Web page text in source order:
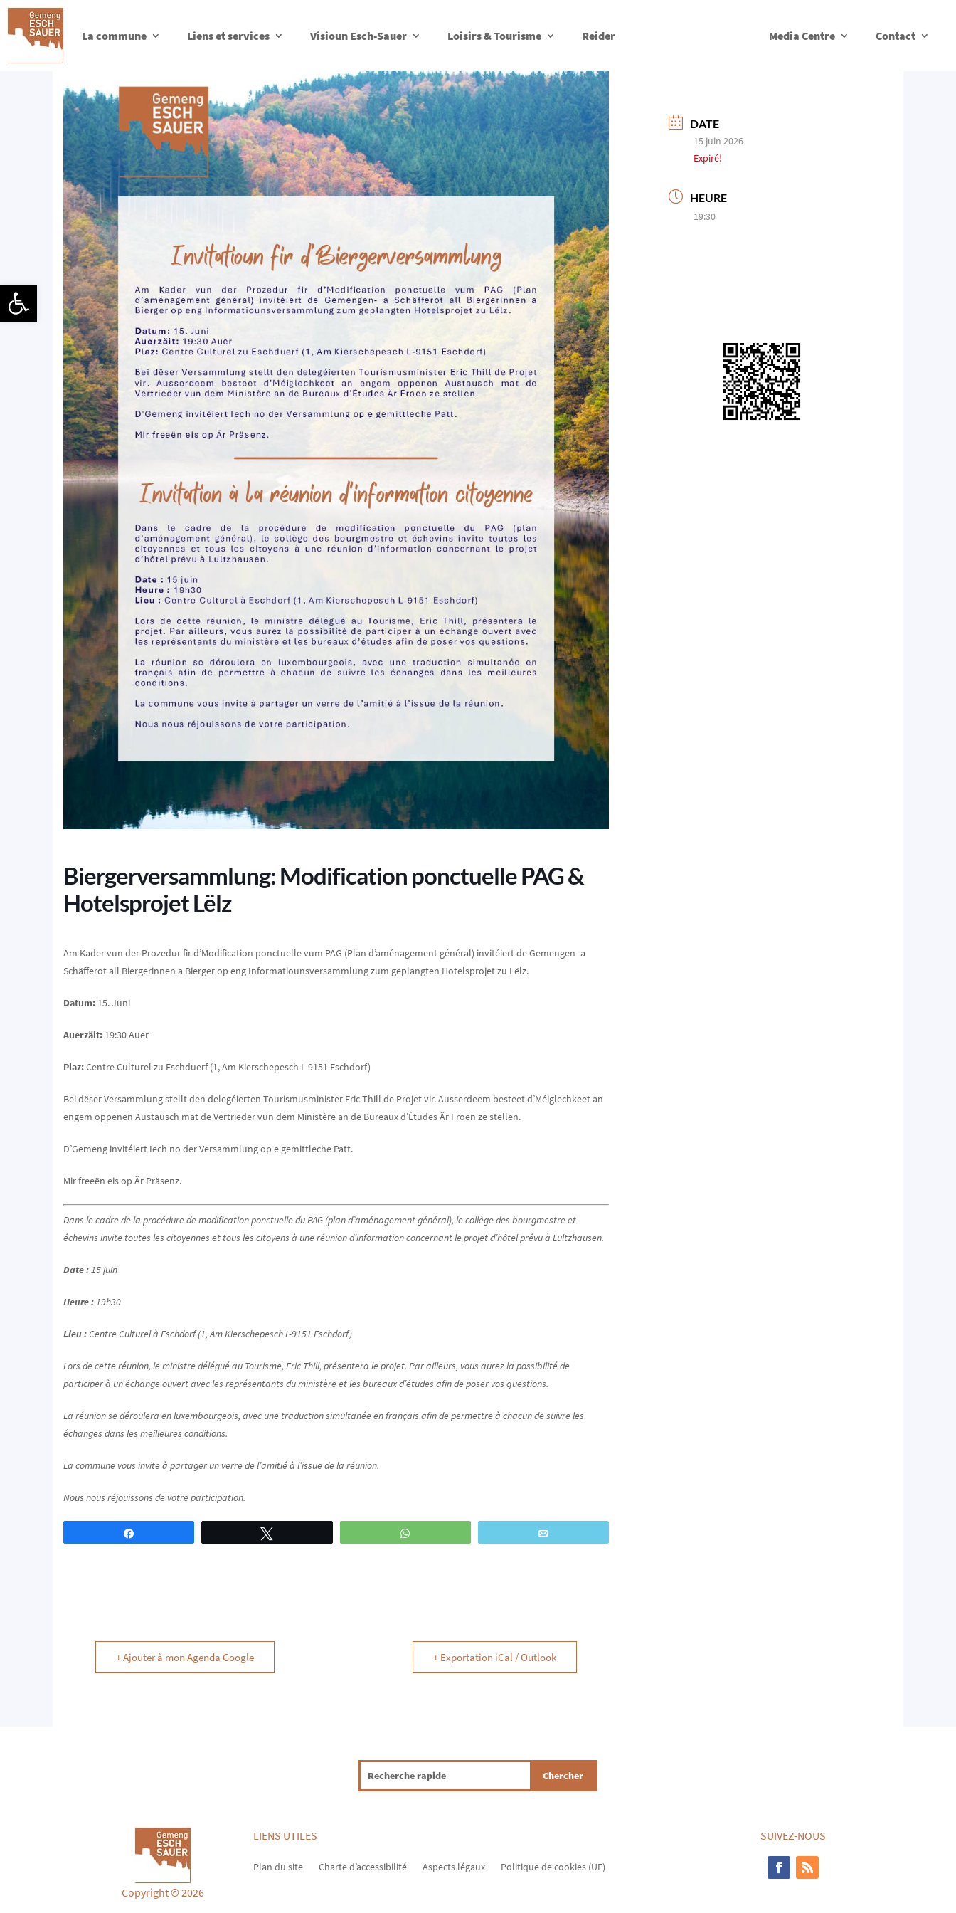
La commune Liens et services Visioun Esch-Sauer Loisirs & Tourisme Reider Media Centre Contact
Biergerversammlung: Modification ponctuelle PAG &
Hotelsprojet Lëlz
Am Kader vun der Prozedur fir d’Modification ponctuelle vum PAG (Plan d’aménagement général) invitéiert de Gemengen- a
Schäfferot all Biergerinnen a Bierger op eng Informatiounsversammlung zum geplangten Hotelsprojet zu Lëlz.
Datum: 15. Juni
Auerzäit: 19:30 Auer
Plaz:Centre Culturel zu Eschduerf (1, Am Kierschepesch L-9151 Eschdorf)
Bei dëser Versammlung stellt den delegéierten Tourismusminister Eric Thill de Projet vir. Ausserdeem besteet d’Méiglechkeet an
engem oppenen Austausch mat de Vertrieder vun dem Ministère an de Bureaux d’Études Är Froen ze stellen.
D’Gemeng invitéiert Iech no der Versammlung op e gemittleche Patt.
Mir freeën eis op Är Präsenz.
Dans le cadre de la procédure de modification ponctuelle du PAG (plan d’aménagement général), le collège des bourgmestre et
échevins invite toutes les citoyennes et tous les citoyens à une réunion d’information concernant le projet d’hôtel prévu à Lultzhausen.
Date :15 juin
Heure :19h30
Lieu :Centre Culturel à Eschdorf (1, Am Kierschepesch L-9151 Eschdorf)
Lors de cette réunion, le ministre délégué au Tourisme, Eric Thill, présentera le projet. Par ailleurs, vous aurez la possibilité de
participer à un échange ouvert avec les représentants du ministère et les bureaux d’études afin de poser vos questions.
La réunion se déroulera en luxembourgeois, avec une traduction simultanée en français afin de permettre à chacun de suivre les
échanges dans les meilleures conditions.
La commune vous invite à partager un verre de l’amitié à l’issue de la réunion.
Nous nous réjouissons de votre participation.
+ Ajouter à mon Agenda Google + Exportation iCal / Outlook
DATE
15 juin 2026
Expiré!
HEURE
19:30
Copyright © 2026
LIENS UTILES
Plan du site Charte d’accessibilité Aspects légaux Politique de cookies (UE)
SUIVEZ-NOUS
Ouvrir la barre d’outils